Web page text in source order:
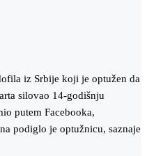
iz Srbije koji je optužen da
silovao 14-godišnju
putem Facebooka,
podiglo je optužnicu, saznaje